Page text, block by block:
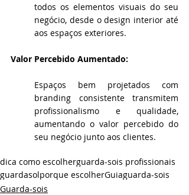
todos os elementos visuais do seu
negócio, desde o design interior até
aos espaços exteriores.
Valor Percebido Aumentado:
Espaços bem projetados com
branding consistente transmitem
profissionalismo e qualidade,
aumentando o valor percebido do
seu negócio junto aos clientes.
dica como escolherguarda-sois profissionais
guardasolporque escolherGuiaguarda-sois
Guarda-sois